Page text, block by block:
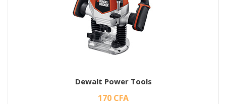
Dewalt Power Tools
170 CFA